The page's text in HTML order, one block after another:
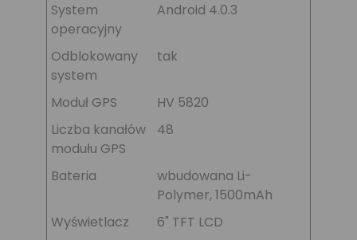
System
operacyjny
Android 4.0.3
Odblokowany
system
tak
Moduł GPS
HV 5820
Liczba kanałów
modułu GPS
48
Bateria
wbudowana Li-
Polymer, 1500mAh
Wyświetlacz
6" TFT LCD